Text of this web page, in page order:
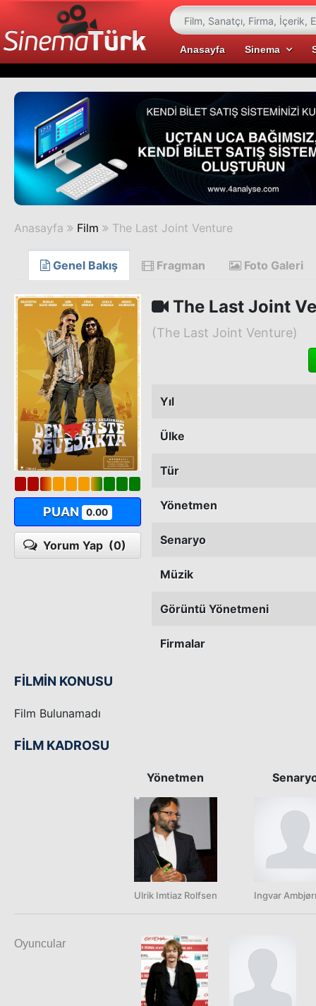
Anasayfa Sinema
Anasayfa Film The Last Joint Venture
Genel Bakış Fragman Foto Galeri
PUAN 0.00
Yorum Yap (0)
The Last Joint
(The Last Joint Venture)
Yıl
Ülke
Tür
Yönetmen
Senaryo
Müzik
Görüntü Yönetmeni
Firmalar
FİLMİN KONUSU
Film Bulunamadı
FİLM KADROSU
Yönetmen
Ulrik Imtiaz Rolfsen Ingvar
Oyuncular